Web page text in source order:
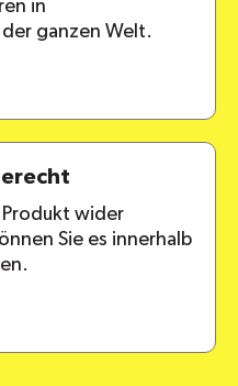
in
ganzen Welt.
Produkt wider
Sie es innerhalb